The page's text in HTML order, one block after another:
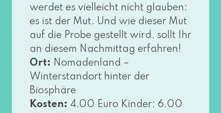
wer­det es viel­leicht nicht glau­ben:
es ist der Mut. Und wie die­ser Mut
auf die Probe gestellt wird, sollt Ihr
an die­sem Nachmittag erfah­ren!
Ort: Nomadenland –
Winterstandort hin­ter der
Biosphäre
Kosten: 4,00 Euro Kinder; 6,00